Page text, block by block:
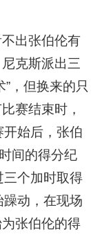
出张伯伦有
克斯派出三
”，但换来的只
赛结束时，
始后，张伯
间的得分纪
个加时取得
动，在现场
张伯伦的得